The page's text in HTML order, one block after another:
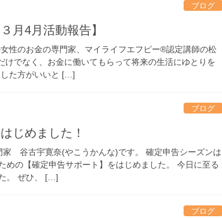
ブログ
月4月活動報告】
性のお金の専門家、マイライフエフピー®認定講師の松
でなく、お金に働いてもらって将来の生活にゆとりを
た方がいいと […]
ブログ
じめました！
谷古宇寛奈(やこうかんな)です。 確定申告シーズンは
めの【確定申告サポート】をはじめました。 今日に至る
。 ぜひ、 […]
ブログ